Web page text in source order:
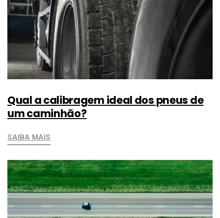
Qual a calibragem ideal dos pneus de
um caminhão?
SAIBA MAIS